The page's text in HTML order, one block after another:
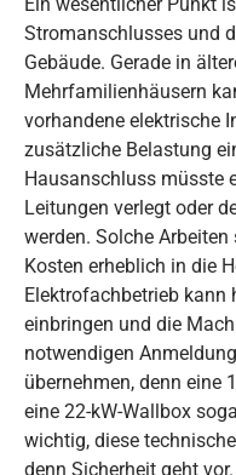
Stromanschlusses und
Gebäude. Gerade in
Mehrfamilienhäusern
vorhandene elektrische
zusätzliche Belastung
Hausanschluss müsste
Leitungen verlegt oder
werden. Solche
Kosten erheblich in die
Elektrofachbetrieb kann
einbringen und die
notwendigen
übernehmen, denn eine
eine 22-kW-Wallbox
wichtig, diese
denn Sicherheit geht vor.